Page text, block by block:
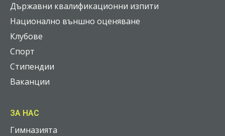
Държавни квалификационни изпити
Национално външно оценяване
Клубове
Спорт
Стипендии
Ваканции
ЗА НАС
Гимназията